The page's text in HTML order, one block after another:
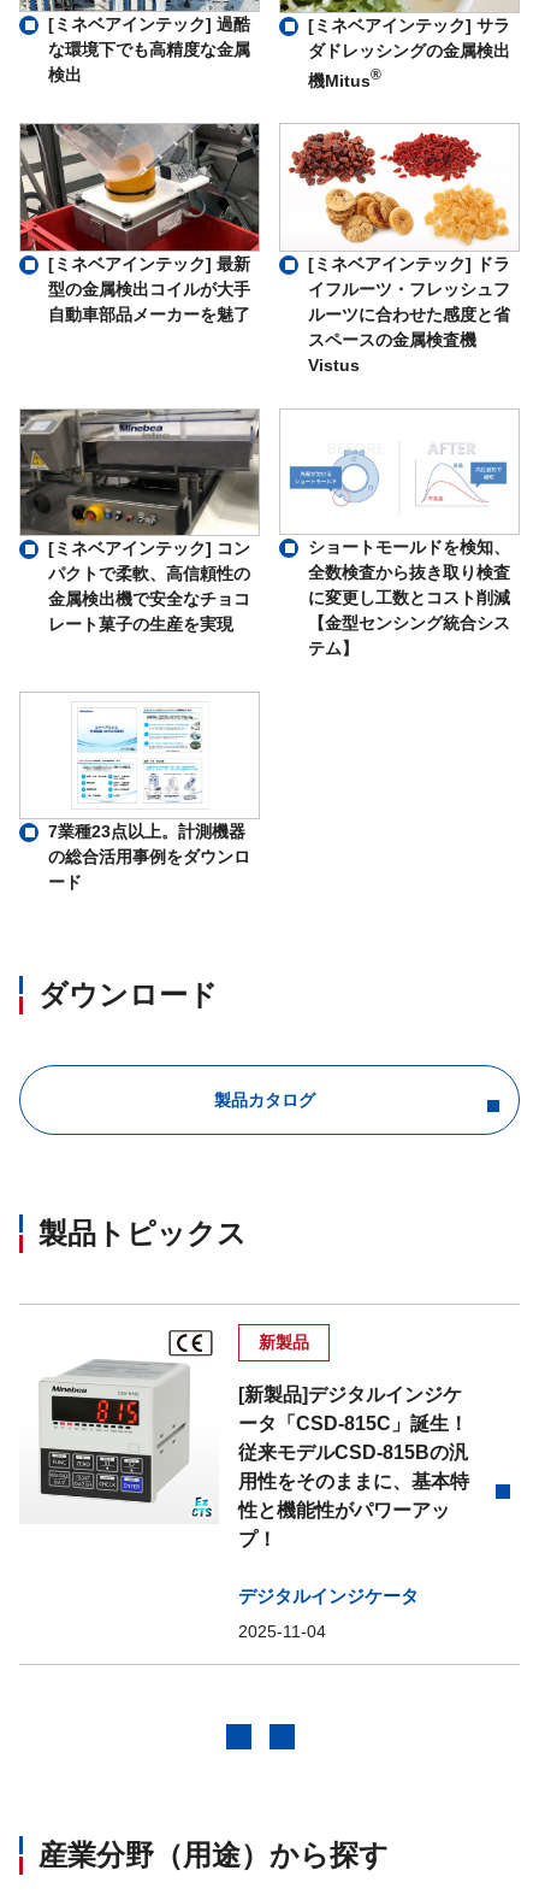
[ミネベアインテック] 過酷
な環境下でも高精度な金属
検出
[ミネベアインテック] サラ
ダドレッシングの金属検出
機Mitus®
[ミネベアインテック] 最新
型の金属検出コイルが大手
自動車部品メーカーを魅了
[ミネベアインテック] ドラ
イフルーツ・フレッシュフ
ルーツに合わせた感度と省
スペースの金属検査機
Vistus
[ミネベアインテック] コン
パクトで柔軟、高信頼性の
金属検出機で安全なチョコ
レート菓子の生産を実現
ショートモールドを検知、
全数検査から抜き取り検査
に変更し工数とコスト削減
【金型センシング統合シス
テム】
7業種23点以上。計測機器
の総合活用事例をダウンロ
ード
ダウンロード
製品カタログ
製品トピックス
新製品
[新製品]デジタルインジケ
ータ「CSD-815C」誕生！
従来モデルCSD-815Bの汎
用性をそのままに、基本特
性と機能性がパワーアッ
プ！
デジタルインジケータ
2025-11-04
産業分野（用途）から探す